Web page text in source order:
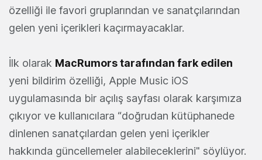
özelliği ile favori gruplarından ve sanatçılarından
gelen yeni içerikleri kaçırmayacaklar.
İlk olarak MacRumors tarafından fark edilen
yeni bildirim özelliği, Apple Music iOS
uygulamasında bir açılış sayfası olarak karşımıza
çıkıyor ve kullanıcılara “doğrudan kütüphanede
dinlenen sanatçılardan gelen yeni içerikler
hakkında güncellemeler alabileceklerini" söylüyor.